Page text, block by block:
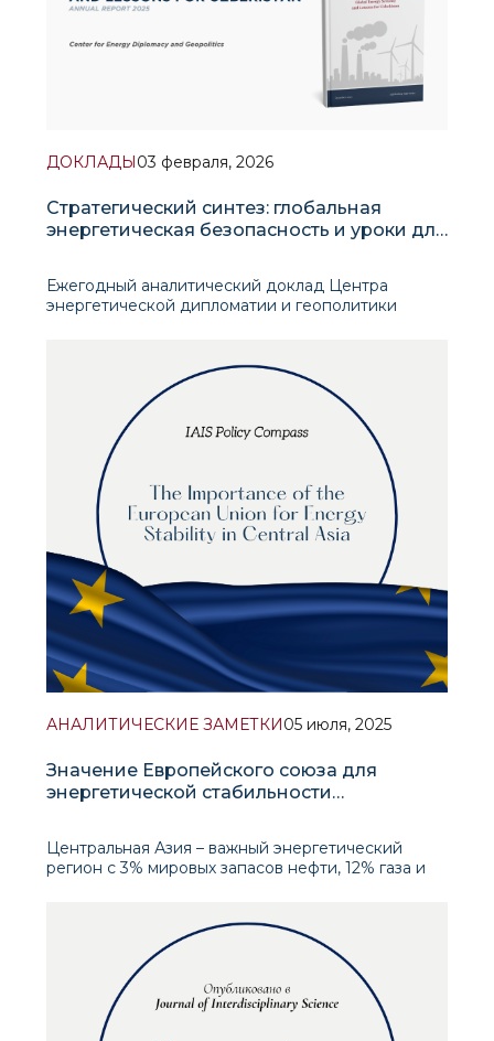
ДОКЛАДЫ03 февраля, 2026
Стратегический синтез: глобальная
энергетическая безопасность и уроки для
Ежегодный аналитический доклад Центра
энергетической дипломатии и геополитики
энергетической системы в условиях
нарастающей геополитической турбулентности и
структурных сдвигов на мировых рынках эн
АНАЛИТИЧЕСКИЕ ЗАМЕТКИ05 июля, 2025
Значение Европейского союза для
энергетической стабильности
Центральная Азия – важный энергетический
регион с 3% мировых запасов нефти, 12% газа и
Украине в 2022 г. ЕС усилил внимание к региону,
видя в нём стратегического партнёра для д